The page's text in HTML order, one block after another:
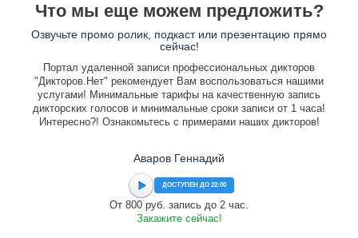
Что мы еще можем предложить?
Озвучьте промо ролик, подкаст или презентацию прямо
сейчас!
Портал удаленной записи профессиональных дикторов
"Дикторов.Нет" рекомендует Вам воспользоваться нашими
услугами! Минимальные тарифы на качественную запись
дикторских голосов и минимальные сроки записи от 1 часа!
Интересно?! Ознакомьтесь с примерами наших дикторов!
Аваров Геннадий
ДОСТУПЕН ДО 22:00
От 800 руб. запись до 2 час.
Закажите сейчас!